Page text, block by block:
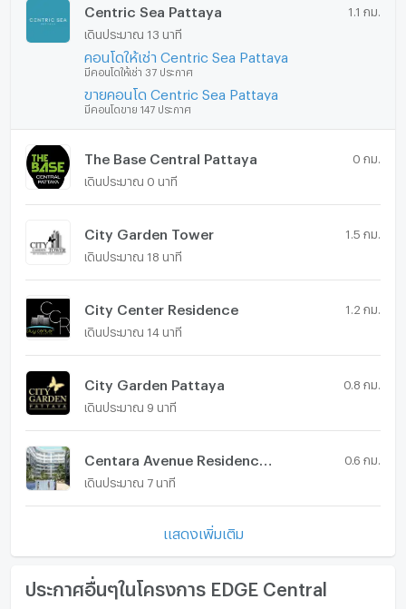
Centric Sea Pattaya 1.1 กม.
เดินประมาณ 13 นาที
คอนโดให้เช่า Centric Sea Pattaya
มีคอนโดให้เช่า 37 ประกาศ
ขายคอนโด Centric Sea Pattaya
มีคอนโดขาย 147 ประกาศ
The Base Central Pattaya 0 กม.
เดินประมาณ 0 นาที
City Garden Tower 1.5 กม.
เดินประมาณ 18 นาที
City Center Residence 1.2 กม.
เดินประมาณ 14 นาที
City Garden Pattaya 0.8 กม.
เดินประมาณ 9 นาที
0.6 กม.
เดินประมาณ 7 นาที
แสดงเพิ่มเติม
ประกาศอื่นๆในโครงการ EDGE Central